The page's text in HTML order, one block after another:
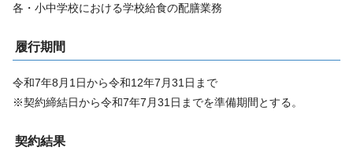
各・小中学校における学校給食の配膳業務
履行期間
令和7年8月1日から令和12年7月31日まで
※契約締結日から令和7年7月31日までを準備期間とする。
契約結果